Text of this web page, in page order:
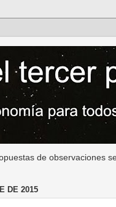
de observaciones
DE 2015